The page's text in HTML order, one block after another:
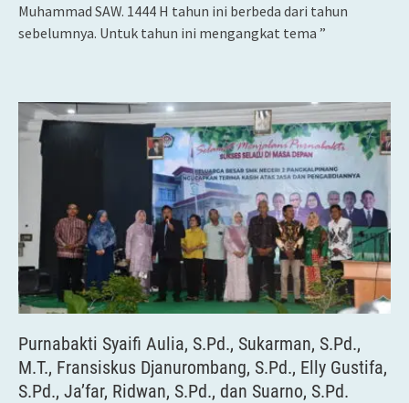
Muhammad SAW. 1444 H tahun ini berbeda dari tahun
sebelumnya. Untuk tahun ini mengangkat tema ”
Purnabakti Syaifi Aulia, S.Pd., Sukarman, S.Pd.,
M.T., Fransiskus Djanurombang, S.Pd., Elly Gustifa,
S.Pd., Ja’far, Ridwan, S.Pd., dan Suarno, S.Pd.